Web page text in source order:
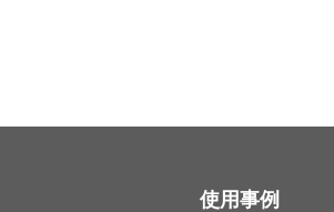
使用事例